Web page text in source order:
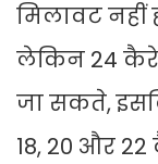
मिलावट नहीं
लेकिन 24
जा सकते,
18, 20 और